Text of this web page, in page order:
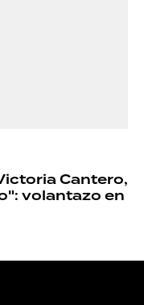
Cantero,
volantazo en